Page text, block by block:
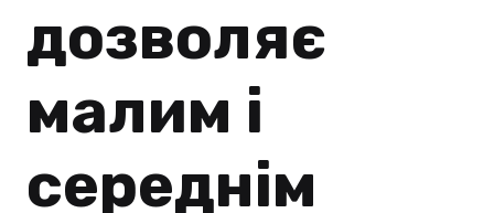
дозволяє
малим і
середнім